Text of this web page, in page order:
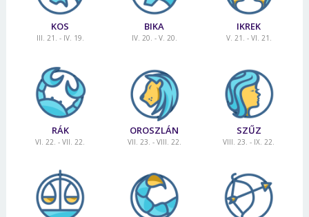
KOS
III. 21. - IV. 19.
BIKA
IV. 20. - V. 20.
IKREK
V. 21. - VI. 21.
RÁK
VI. 22. - VII. 22.
OROSZLÁN
VII. 23. - VIII. 22.
SZŰZ
VIII. 23. - IX. 22.
Borsonline bejelentkezés
E-mail cím vagy felhasználónév